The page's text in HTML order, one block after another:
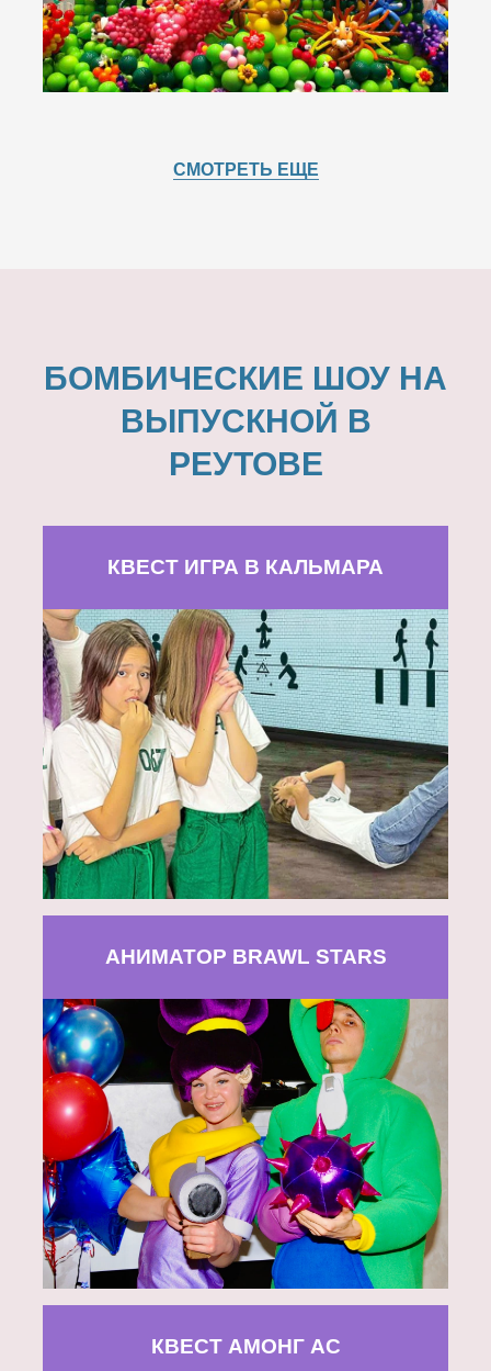
СМОТРЕТЬ ЕЩЕ
БОМБИЧЕСКИЕ ШОУ НА
ВЫПУСКНОЙ В
РЕУТОВЕ
КВЕСТ ИГРА В КАЛЬМАРА
АНИМАТОР BRAWL STARS
КВЕСТ АМОНГ АС